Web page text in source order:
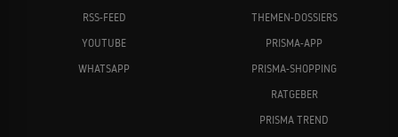
RSS-FEED
YOUTUBE
WHATSAPP
THEMEN-DOSSIERS
PRISMA-APP
PRISMA-SHOPPING
RATGEBER
PRISMA TREND